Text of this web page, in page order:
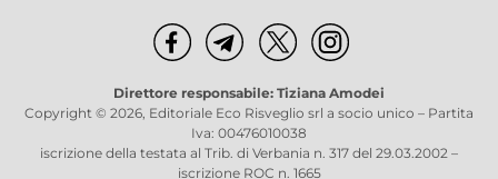
Direttore responsabile: Tiziana Amodei
Copyright © 2026, Editoriale Eco Risveglio srl a socio unico – Partita
Iva: 00476010038
iscrizione della testata al Trib. di Verbania n. 317 del 29.03.2002 –
iscrizione ROC n. 1665